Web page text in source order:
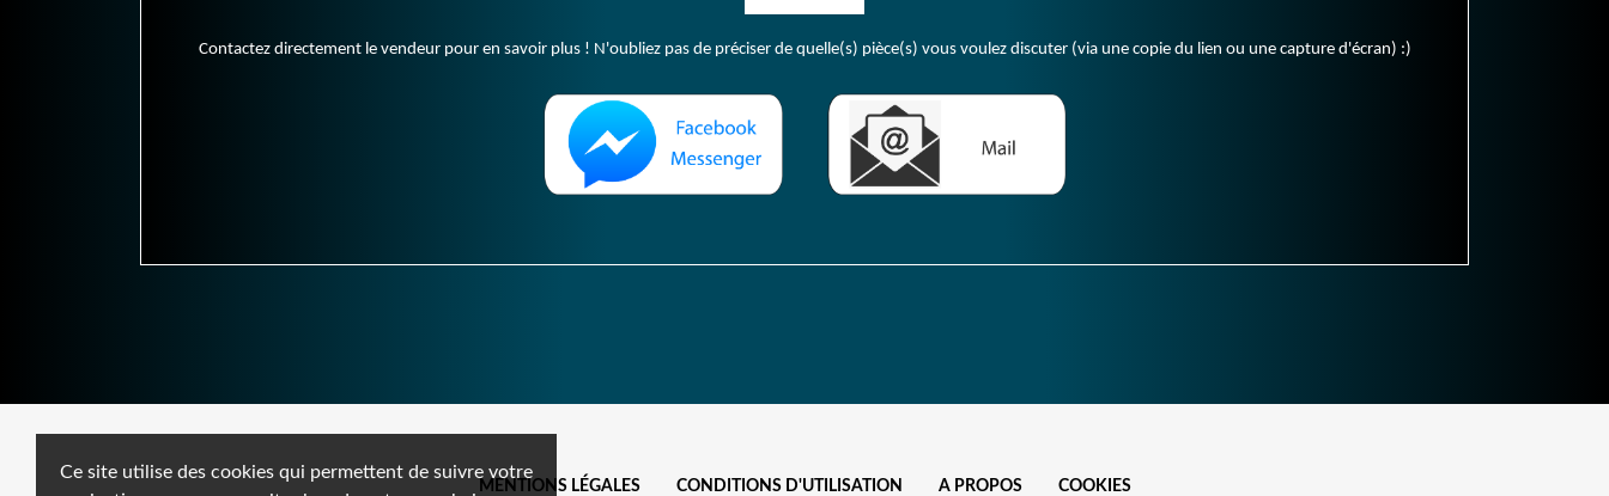
Ce site utilise des cookies qui permettent de suivre votre
Contactez directement le vendeur pour en savoir plus ! N'oubliez pas de préciser de quelle(s) pièce(s) vous voulez discuter (via une copie du lien ou une capture d'écran) :)
MENTIONS LÉGALES CONDITIONS D'UTILISATION A PROPOS COOKIES